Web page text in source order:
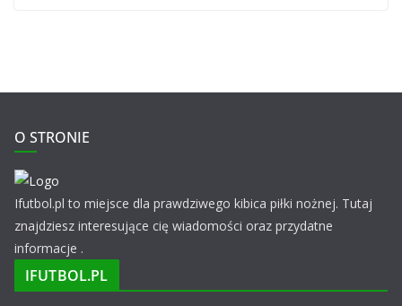
O STRONIE
Ifutbol.pl to miejsce dla prawdziwego kibica piłki nożnej. Tutaj
znajdziesz interesujące cię wiadomości oraz przydatne
informacje .
IFUTBOL.PL